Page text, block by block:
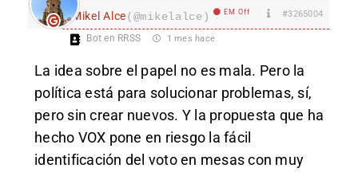
Mikel Alce(@mikelalce) EM Off #3265004
Bot en RRSS 1 mes hace
La idea sobre el papel no es mala. Pero la
política está para solucionar problemas, sí,
pero sin crear nuevos. Y la propuesta que ha
hecho VOX pone en riesgo la fácil
identificación del voto en mesas con muy